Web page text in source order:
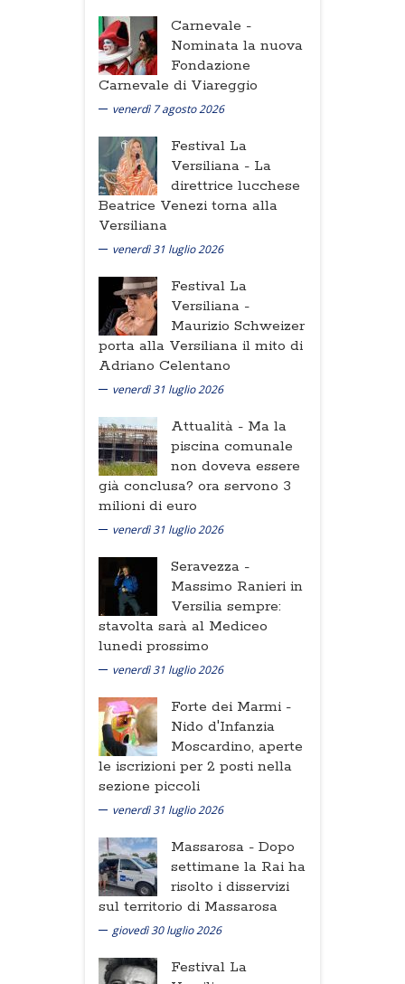
Carnevale -
Nominata la nuova
Fondazione
Carnevale di Viareggio
venerdì 7 agosto 2026
Festival La
Versiliana - La
direttrice lucchese
Beatrice Venezi torna alla
Versiliana
venerdì 31 luglio 2026
Festival La
Versiliana -
Maurizio Schweizer
porta alla Versiliana il mito di
Adriano Celentano
venerdì 31 luglio 2026
Attualità - Ma la
piscina comunale
non doveva essere
già conclusa? ora servono 3
milioni di euro
venerdì 31 luglio 2026
Seravezza -
Massimo Ranieri in
Versilia sempre:
stavolta sarà al Mediceo
lunedi prossimo
venerdì 31 luglio 2026
Forte dei Marmi -
Nido d'Infanzia
Moscardino, aperte
le iscrizioni per 2 posti nella
sezione piccoli
venerdì 31 luglio 2026
Massarosa - Dopo
settimane la Rai ha
risolto i disservizi
sul territorio di Massarosa
giovedì 30 luglio 2026
Festival La